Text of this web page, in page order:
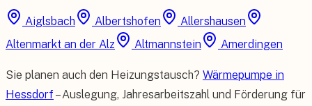
Aiglsbach Albertshofen
Allershausen
Altenmarkt an der Alz
Altmannstein Amerdingen
Sie planen auch den Heizungstausch? Wärmepumpe in
Hessdorf – Auslegung, Jahresarbeitszahl und Förderung für